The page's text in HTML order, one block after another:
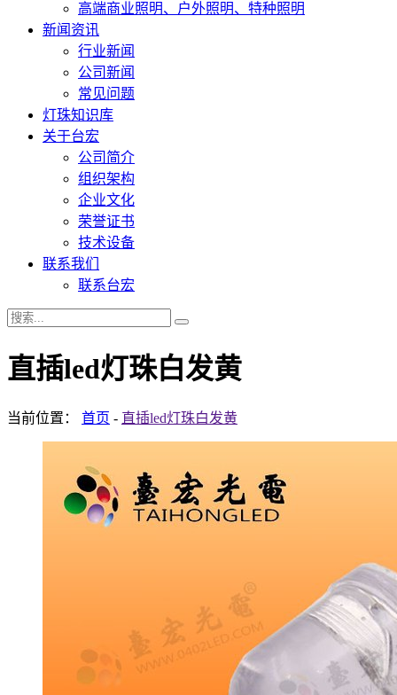
高端商业照明、户外照明、特种照明
新闻资讯
行业新闻
公司新闻
常见问题
灯珠知识库
关于台宏
公司简介
组织架构
企业文化
荣誉证书
技术设备
联系我们
联系台宏
直插led灯珠白发黄
当前位置： 首页 - 直插led灯珠白发黄